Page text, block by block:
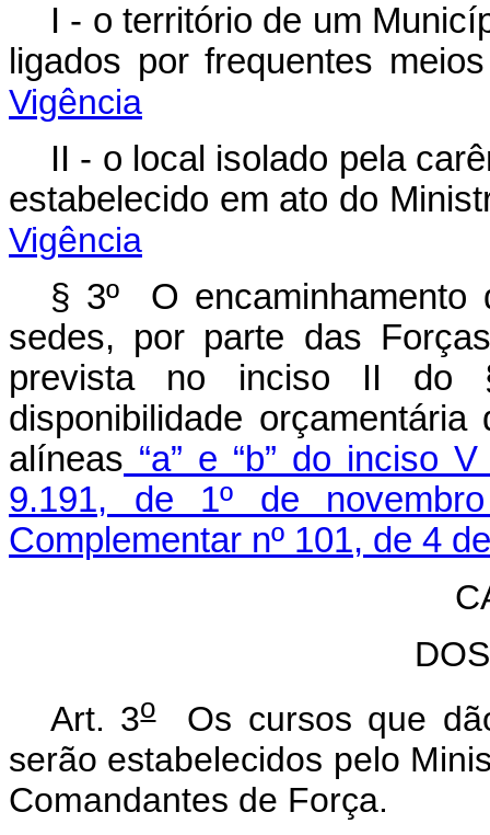
I - o território de um
ligados por frequentes
Vigência
II - o local isolado pela
estabelecido em ato do
Vigência
§ 3º O encaminhamento
sedes, por parte das
prevista no inciso II do
disponibilidade
alíneas “a” e “b” do inciso
9.191, de 1º de
Complementar nº 101, de 4
Art. 3oOs cursos que
serão estabelecidos pelo
Comandantes de Força.